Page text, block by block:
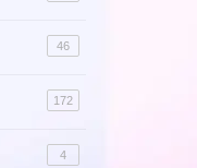
46
172
4